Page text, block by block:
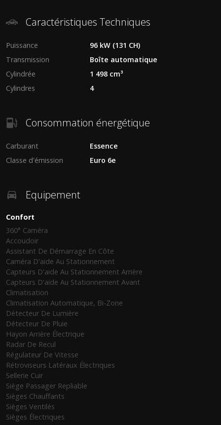
Caractéristiques Techniques
Puissance
96 kW (131 CH)
Transmission
Boîte automatique
Cylindrée
1 498 cm³
Cylindres
4
Consommation énergétique
Carburant
Essence
Classe d'émission
Euro 6e
Equipement
Confort
360° Caméra
Accoudoir
Assistant De Démarrage En Côte
Caméra D'aide Au Stationnement
Capteurs D'aide Au Stationnement Arrière
Capteurs D'aide Au Stationnement Avant
Climatisation
Climatisation Automatique, Bi-Zone
Détecteur De Lumière
Détecteur De Pluie
Hayon Arrière Électrique
Radar De Recul
Régulateur De Vitesse
Rétroviseurs Latéraux Électriques
Sellerie Cuir
Siège Passager Repliable
Sièges Chauffants
Sièges Ventilés
Sièges Électriques